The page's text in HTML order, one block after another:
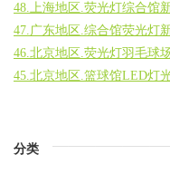
48.上海地区.荧光灯综合馆
47.广东地区.综合馆荧光灯
46.北京地区.荧光灯羽毛球
45.北京地区.篮球馆LED灯
分类